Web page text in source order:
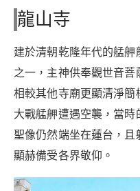
龍山寺
建於清朝乾隆年代的艋
之一，主神供奉觀世音
相較其他寺廟更顯清淨
大戰艋舺遭遇空襲，當
聖像仍然端坐在蓮台，
顯赫備受各界敬仰。